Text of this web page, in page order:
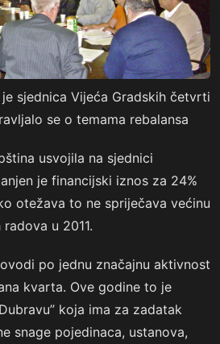
sjednica Vijeća Gradskih četvrti
se o temama rebalansa
usvojila na sjednici
je financijski iznos za 24%
otežava to ne spriječava većinu
u 2011.
po jednu značajnu aktivnost
kvarta. Ove godine to je
koja ima za zadatak
snage pojedinaca, ustanova,